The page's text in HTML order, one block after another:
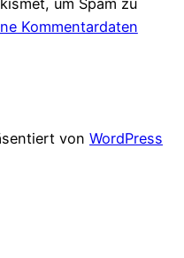
um Spam zu
Kommentardaten
von WordPress